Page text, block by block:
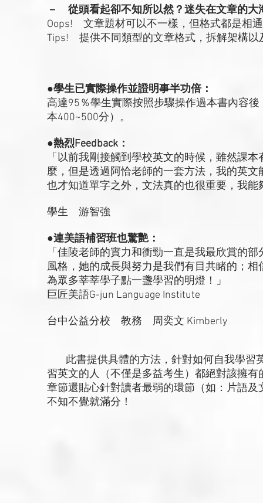
－ 從頭看起卻不知所以然？迷失在文章的大
Oops! 文章題材可以不一樣，但格式都是相
Tips! 提供不同類型的文章格式，拆解架構以
●學生已實際操作並證明事半功倍：
高達95％學生實際按照步驟操作過本書內容
本400~500分）。
●熱烈Feedback：
「以前我剛接觸到學校英文的時候，雖然課
麼，但是透過阿恰老師的一套方法，我的英
也才知道單字之外，文法真的也很重要，我
學生 游智強
●連美語補習班也驚艷：
「佳陵老師的實力和衝勁一直是我最欣賞的
風格，她的成長與努力是我們有目共睹的；
為眾多莘莘學子點一盞學習的明燈！」
巨匠美語G-jun Language Institute
台中公益分校 教務 周奕文 Kimberly
此書提供具體的方法，針對如何自我學習
習英文的人（不僅是多益考生）都絕對該擁
章節還貼心針對讀者最弱的環節（如：片語
不知不覺就滿分！